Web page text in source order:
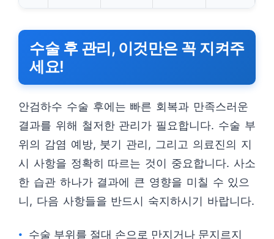
수술 후 관리, 이것만은 꼭 지켜주
세요!
안검하수 수술 후에는 빠른 회복과 만족스러운
결과를 위해 철저한 관리가 필요합니다. 수술 부
위의 감염 예방, 붓기 관리, 그리고 의료진의 지
시 사항을 정확히 따르는 것이 중요합니다. 사소
한 습관 하나가 결과에 큰 영향을 미칠 수 있으
니, 다음 사항들을 반드시 숙지하시기 바랍니다.
수술 부위를 절대 손으로 만지거나 문지르지